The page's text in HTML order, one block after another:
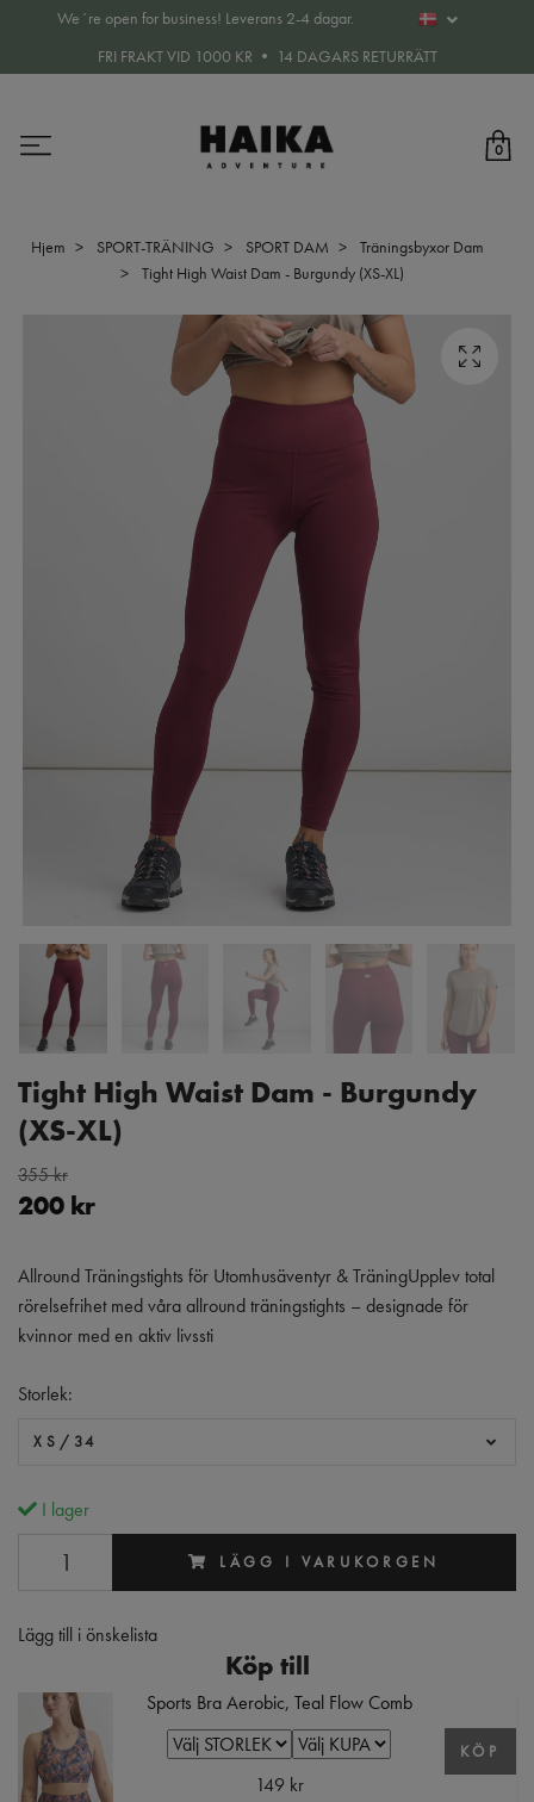
We´re open for business! Leverans 2-4 dagar.
FRI FRAKT VID 1000 KR • 14 DAGARS RETURRÄTT
0
Hjem SPORT-TRÄNING SPORT DAM
Träningsbyxor Dam
Tight High Waist Dam - Burgundy (XS-XL)
Tight High Waist Dam - Burgundy
(XS-XL)
355 kr
200 kr
Allround Träningstights för Utomhusäventyr & TräningUpplev total
rörelsefrihet med våra allround träningstights – designade för
kvinnor med en aktiv livssti
Storlek:
XS/34
I lager
LÄGG I VARUKORGEN
Lägg till i önskelista
Köp till
Sports Bra Aerobic, Teal Flow Comb
149 kr
KÖP